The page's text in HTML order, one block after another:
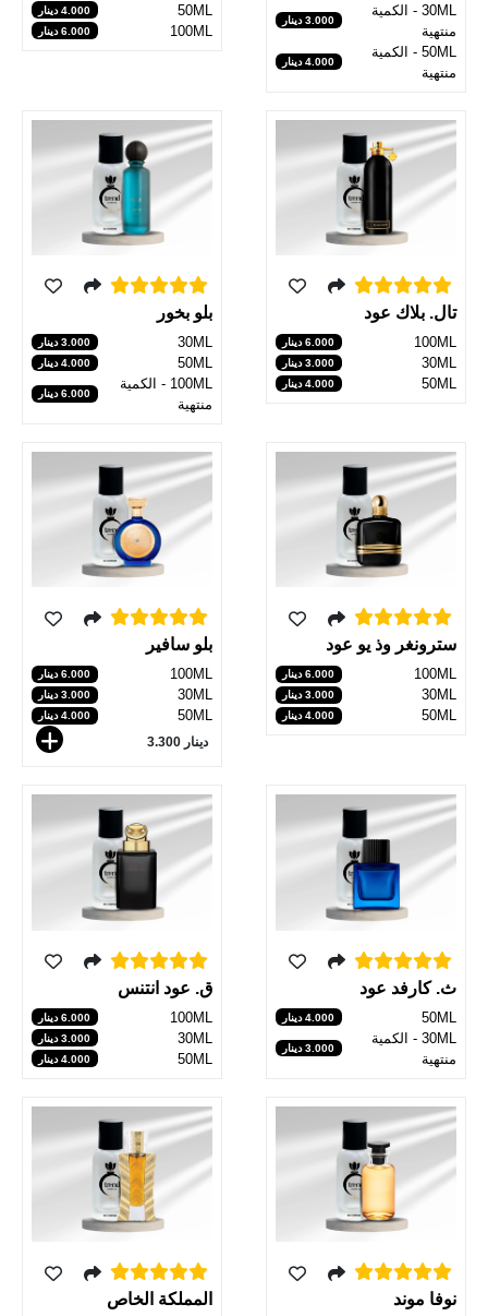
30ML - الكمية
منتهية
3.000 دينار
50ML - الكمية
منتهية
4.000 دينار
50ML 4.000 دينار
100ML 6.000 دينار
تال. بلاك عود
100ML 6.000 دينار
30ML 3.000 دينار
50ML 4.000 دينار
بلو بخور
30ML 3.000 دينار
50ML 4.000 دينار
100ML - الكمية
منتهية
6.000 دينار
سترونغر وذ يو عود
100ML 6.000 دينار
30ML 3.000 دينار
50ML 4.000 دينار
بلو سافير
100ML 6.000 دينار
30ML 3.000 دينار
50ML 4.000 دينار
دينار 3.300
ث. كارفد عود
50ML 4.000 دينار
30ML - الكمية
منتهية
3.000 دينار
ق. عود انتنس
100ML 6.000 دينار
30ML 3.000 دينار
50ML 4.000 دينار
نوفا موند المملكة الخاص